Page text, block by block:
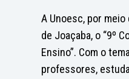
A Unoesc, por meio
de Joaçaba, o “9º
Ensino”. Com o
professores,